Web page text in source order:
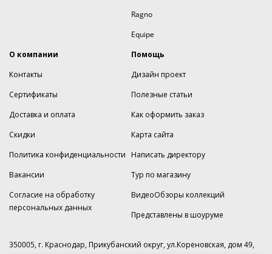
Ragno
Equipe
О компании
Контакты
Сертификаты
Доставка и оплата
Скидки
Политика конфиденциальности
Вакансии
Согласие на обработку
персональных данных
Помощь
Дизайн проект
Полезные статьи
Как оформить заказ
Карта сайта
Написать директору
Тур по магазину
ВидеоОбзоры коллекций
Представлены в шоуруме
350005, г. Краснодар, Прикубанский округ, ул.Кореновская, дом 49,